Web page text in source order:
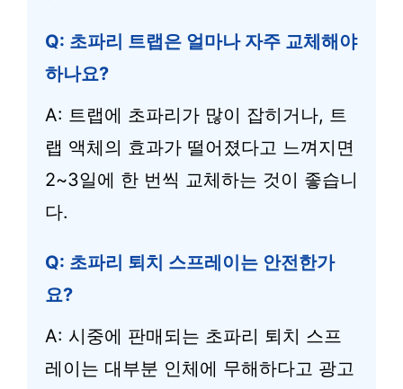
Q: 초파리 트랩은 얼마나 자주 교체해야
하나요?
A: 트랩에 초파리가 많이 잡히거나, 트
랩 액체의 효과가 떨어졌다고 느껴지면
2~3일에 한 번씩 교체하는 것이 좋습니
다.
Q: 초파리 퇴치 스프레이는 안전한가
요?
A: 시중에 판매되는 초파리 퇴치 스프
레이는 대부분 인체에 무해하다고 광고